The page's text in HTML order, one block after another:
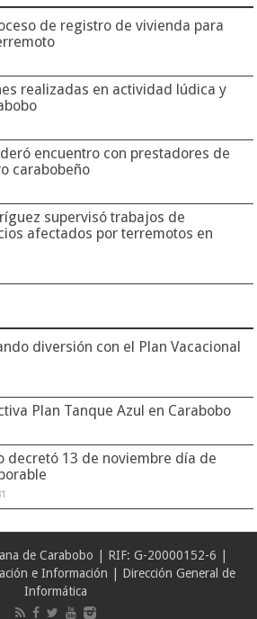
de registro de vivienda para
realizadas en actividad lúdica y
encuentro con prestadores de
carabobeño
supervisó trabajos de
afectados por terremotos en
diversión con el Plan Vacacional
Plan Tanque Azul en Carabobo
decretó 13 de noviembre día de
de Carabobo | RIF: G-20000152-6 |
e Información | Dirección General de
Informática